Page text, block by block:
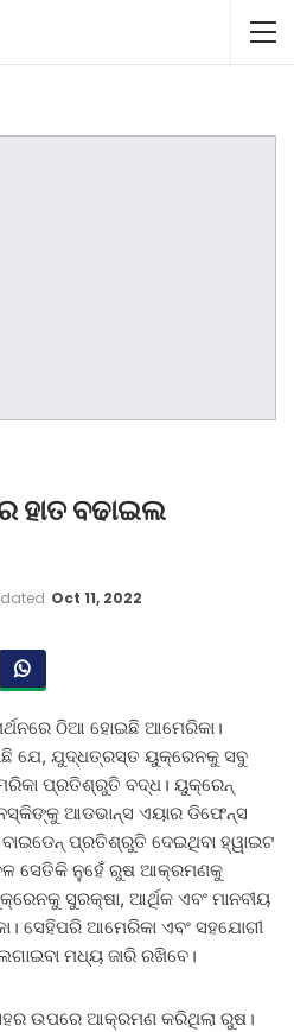
ହାତ ବଢାଇଲ
Oct 11, 2022
ଠିଆ ହୋଇଛି ଆମେରିକା।
ଯେ, ଯୁଦ୍ଧତ୍ରସ୍ତ ୟୁକ୍ରେନକୁ ସବୁ
ପ୍ରତିଶ୍ରୁତି ବଦ୍ଧ। ୟୁକ୍ରେନ୍
ଆଡଭାନ୍ସ ଏୟାର ଡିଫେନ୍ସ
ପ୍ରତିଶ୍ରୁତି ଦେଇଥିବା ହ୍ୱାଇଟ
ସେତିକି ନୁହେଁ ରୁଷ ଆକ୍ରମଣକୁ
ସୁରକ୍ଷା, ଆର୍ଥିକ ଏବଂ ମାନବୀୟ
ସେହିପରି ଆମେରିକା ଏବଂ ସହଯୋଗୀ
ମଧ୍ୟ ଜାରି ରଖିବେ।
ଉପରେ ଆକ୍ରମଣ କରିଥିଲା ରୁଷ।